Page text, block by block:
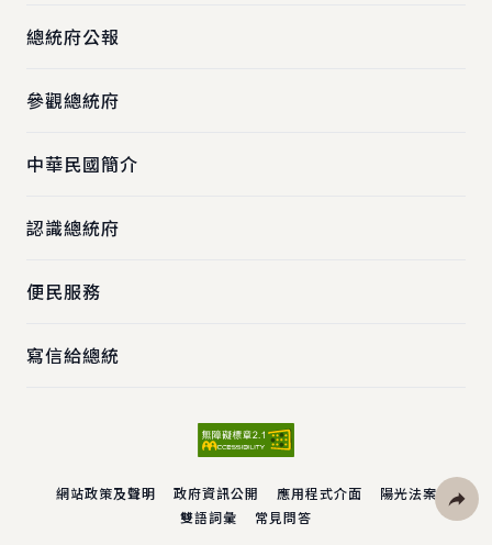
總統府公報
參觀總統府
中華民國簡介
認識總統府
便民服務
寫信給總統
網站政策及聲明 政府資訊公開 應用程式介面
陽光法案
雙語詞彙
常見問答